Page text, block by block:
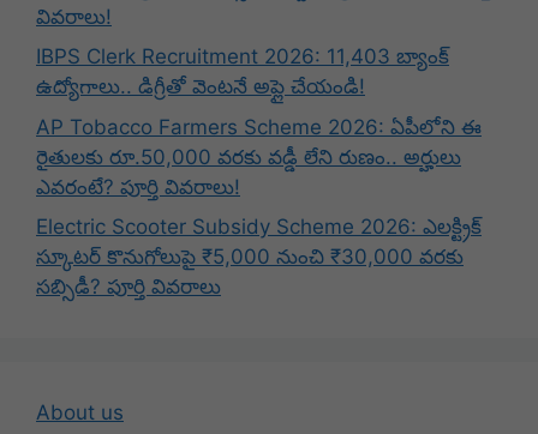
వివరాలు!
IBPS Clerk Recruitment 2026: 11,403 బ్యాంక్
ఉద్యోగాలు.. డిగ్రీతో వెంటనే అప్లై చేయండి!
AP Tobacco Farmers Scheme 2026: ఏపీలోని ఈ
రైతులకు రూ.50,000 వరకు వడ్డీ లేని రుణం.. అర్హులు
ఎవరంటే? పూర్తి వివరాలు!
Electric Scooter Subsidy Scheme 2026: ఎలక్ట్రిక్
స్కూటర్ కొనుగోలుపై ₹5,000 నుంచి ₹30,000 వరకు
సబ్సిడీ? పూర్తి వివరాలు
About us